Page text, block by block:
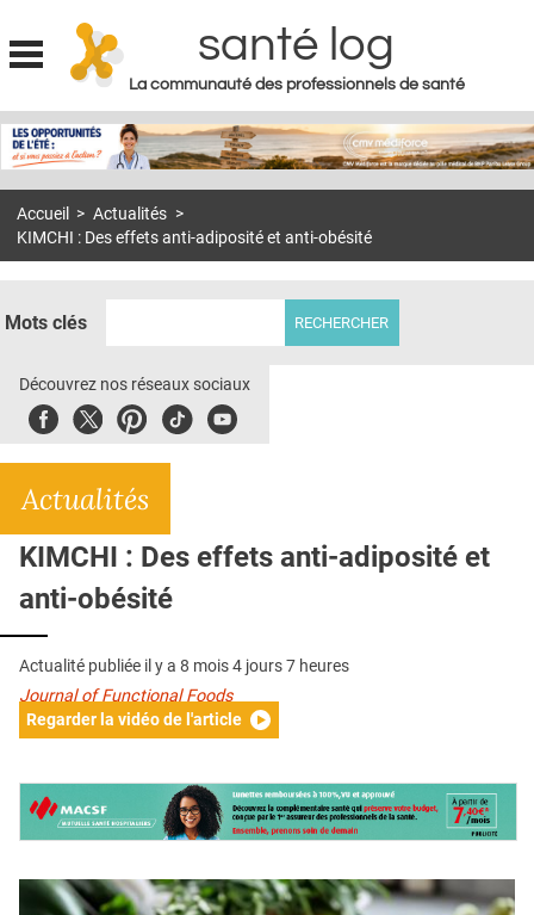
Jump to navigation
santé log
La communauté des professionnels de santé
MON COMPTE
S'ABONNER À LA REVUE SOIN À DOMICILE
DOSSIERS
E-REVUE SAD
L'APP
QUI SOMMES-NOUS ?
PUBLICITÉ
CONDITIONS GÉNÉRALES
CONTACT
CRÉDITS
Accueil > Actualités >
KIMCHI : Des effets anti-adiposité et anti-obésité
Mots clés
Découvrez nos réseaux sociaux
FacebookTwitterPinterest
TiktokYoubute
Actualités
KIMCHI : Des effets anti-adiposité et
anti-obésité
Actualité publiée il y a 8 mois 4 jours 7 heures
Journal of Functional Foods
Regarder la vidéo de l'article